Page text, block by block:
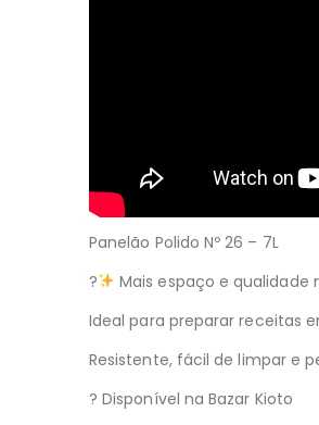
Panelão Polido Nº 26 – 7L
?
Mais espaço e qualidade
Ideal para preparar receitas
Resistente, fácil de limpar e
? Disponível na Bazar Kioto